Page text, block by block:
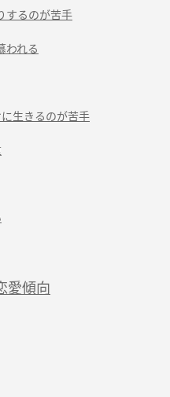
するのが苦手
われる
に生きるのが苦手
愛傾向